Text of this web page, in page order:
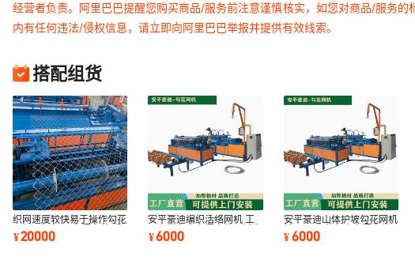
经营者负责。阿里巴巴提醒您购买商品/服务前注意谨慎核实，如您对商品/服务
内有任何违法/侵权信息，请立即向阿里巴巴举报并提供有效线索。
搭配组货
织网速度较快易于操作勾花
网机器如何调 上门安装 质
保一年
¥20000
安平豪迪编织活络网机 工
厂直营负责上门安装调试生
产勾花网设备
¥6000
安平豪迪山体护坡勾花网机
械 工厂直营负责上门安装
调试
¥6000